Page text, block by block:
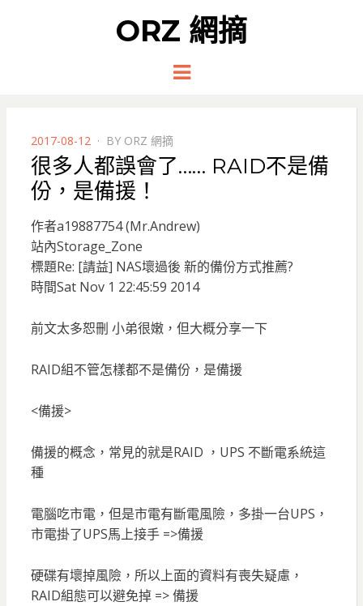
ORZ 網摘
Menu
POSTED
ON
2017-08-12 BY ORZ 網摘
很多人都誤會了…… RAID不是備
份，是備援！
作者a19887754 (Mr.Andrew)
站內Storage_Zone
標題Re: [請益] NAS壞過後 新的備份方式推薦?
時間Sat Nov 1 22:45:59 2014
前文太多恕刪 小弟很嫩，但大概分享一下
RAID組不管怎樣都不是備份，是備援
<備援>
備援的概念，常見的就是RAID ，UPS 不斷電系統這
種
電腦吃市電，但是市電有斷電風險，多掛一台UPS，
市電掛了UPS馬上接手 =>備援
硬碟有壞掉風險，所以上面的資料有喪失疑慮，
RAID組態可以避免掉 => 備援